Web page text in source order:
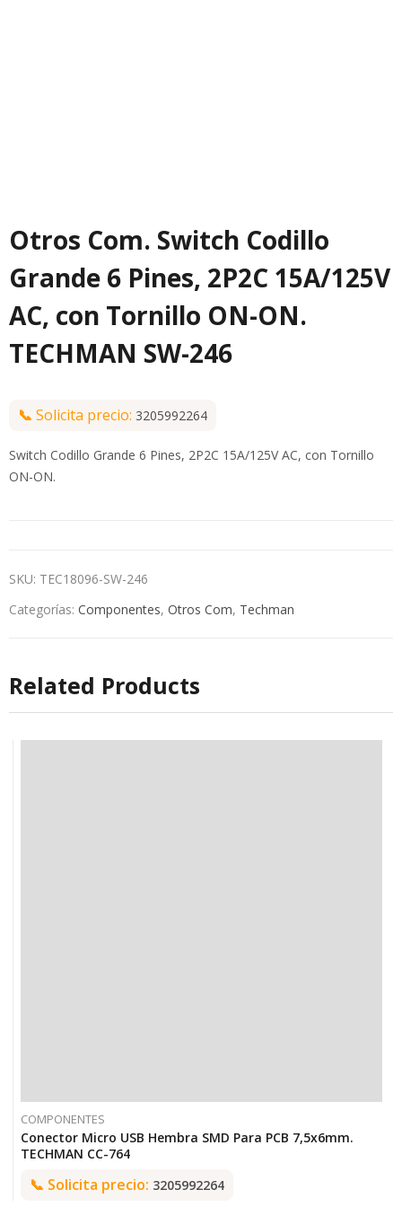
Otros Com. Switch Codillo
Grande 6 Pines, 2P2C 15A/125V
AC, con Tornillo ON-ON.
TECHMAN SW-246
📞 Solicita precio: 3205992264
Switch Codillo Grande 6 Pines, 2P2C 15A/125V AC, con Tornillo
ON-ON.
SKU: TEC18096-SW-246
Categorías: Componentes, Otros Com, Techman
Related Products
COMPONENTES
Conector Micro USB Hembra SMD Para PCB 7,5x6mm.
TECHMAN CC-764
📞 Solicita precio: 3205992264